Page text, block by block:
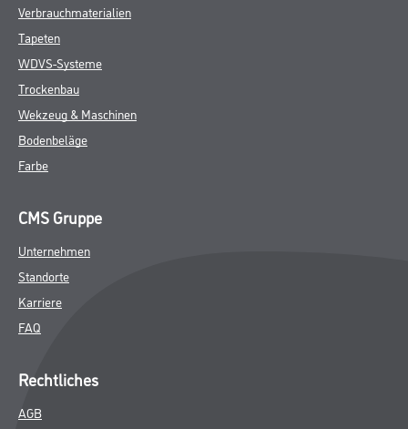
Verbrauchmaterialien
Tapeten
WDVS-Systeme
Trockenbau
Wekzeug & Maschinen
Bodenbeläge
Farbe
CMS Gruppe
Unternehmen
Standorte
Karriere
FAQ
Rechtliches
AGB